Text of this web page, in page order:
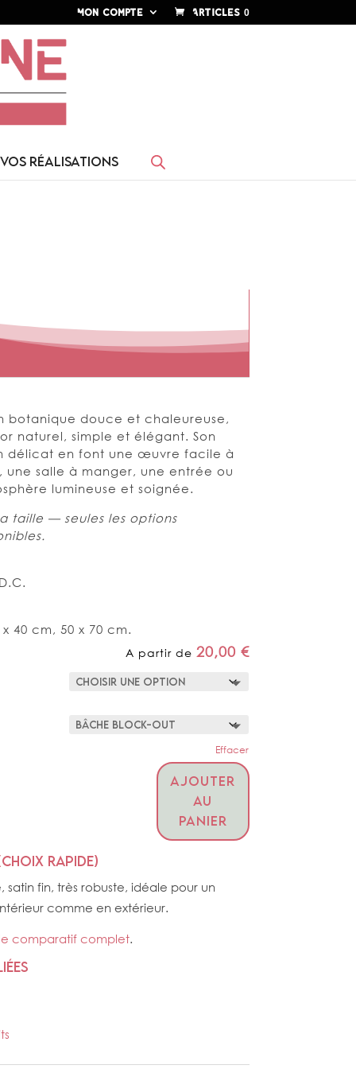
Mon compte Articles 0
VOS RÉALISATIONS
botanique douce et chaleureuse,
naturel, simple et élégant. Son
délicat en font une œuvre facile à
une salle à manger, une entrée ou
lumineuse et soignée.
taille — seules les options
40 cm, 50 x 70 cm.
A partir de 20,00 €
Effacer
AJOUTER
AU
PANIER
rapide)
fin, très robuste, idéale pour un
comme en extérieur.
comparatif complet.